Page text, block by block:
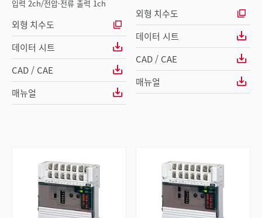
입력 2ch/전압·전류 출력 1ch
외형 치수도
데이터 시트
CAD / CAE
매뉴얼
외형 치수도
데이터 시트
CAD / CAE
매뉴얼